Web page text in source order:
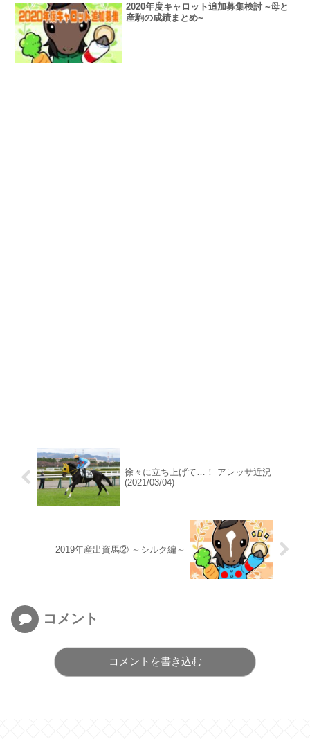
2020年度キャロット追加募集検討 ~母と
産駒の成績まとめ~
徐々に立ち上げて…！ アレッサ近況
(2021/03/04)
2019年産出資馬② ～シルク編～
コメント
コメントを書き込む